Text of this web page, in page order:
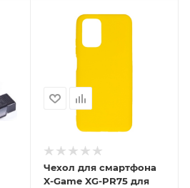
Чехол для смартфона
X-Game XG-PR75 для